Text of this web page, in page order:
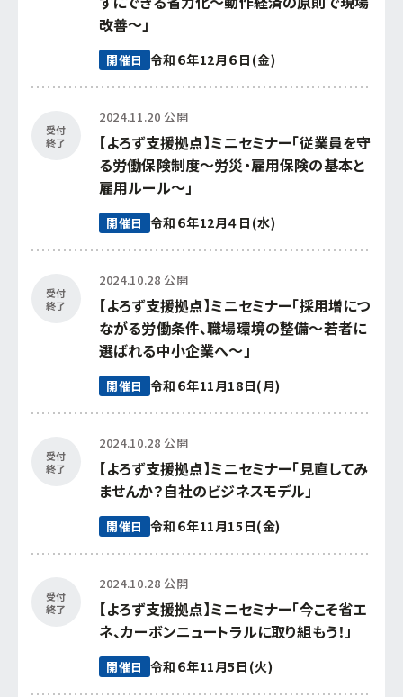
改善～」
開催日 令和６年12月６日(金)
受付
終了
2024.11.20 公開
【よろず支援拠点】ミニセミナー「従業員を守
る労働保険制度～労災・雇用保険の基本と
雇用ルール～」
開催日 令和６年12月４日(水)
受付
終了
2024.10.28 公開
【よろず支援拠点】ミニセミナー「採用増につ
ながる労働条件、職場環境の整備～若者に
選ばれる中小企業へ～」
開催日 令和６年11月18日(月)
受付
終了
2024.10.28 公開
【よろず支援拠点】ミニセミナー「見直してみ
ませんか？自社のビジネスモデル」
開催日 令和６年11月15日(金)
受付
終了
2024.10.28 公開
【よろず支援拠点】ミニセミナー「今こそ省エ
ネ、カーボンニュートラルに取り組もう！」
開催日 令和６年11月5日(火)